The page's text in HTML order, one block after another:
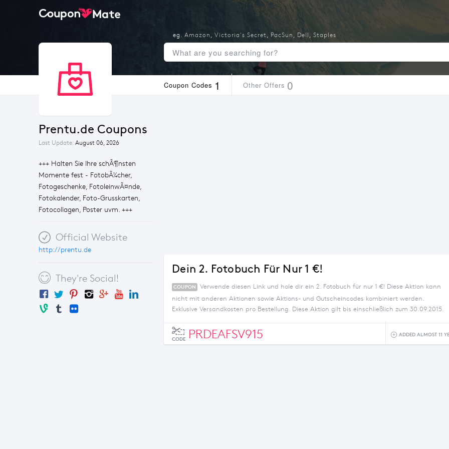
Coupon Codes 1 Other Offers 0
Prentu.de Coupons
Last Update: August 06, 2026
+++ Halten Sie Ihre schÃ¶nsten
Momente fest - FotobÃ¼cher,
Fotogeschenke, FotoleinwÃ¤nde,
Fotokalender, Foto-Grusskarten,
Fotocollagen, Poster uvm. +++
Official Website
http://prentu.de
They're Social!
eg. Amazon , Victoria's Secret, PacSun , Dell , Staples
Dein 2. Fotobuch Für Nur 1 €!
COUPON
Verwende diesen Link und hole dir ein 2. Fotobuch für nur 1 €! Diese Aktion kann
nicht mit anderen Aktionen sowie Aktions- und Gutscheincodes kombiniert werden.
Exklusive Versandkosten pro Bestellung. Diese Aktion gilt bis einschließlich zum 30.09.2015.
CODE PRDEAFSV915 ADDED ALMOST 11